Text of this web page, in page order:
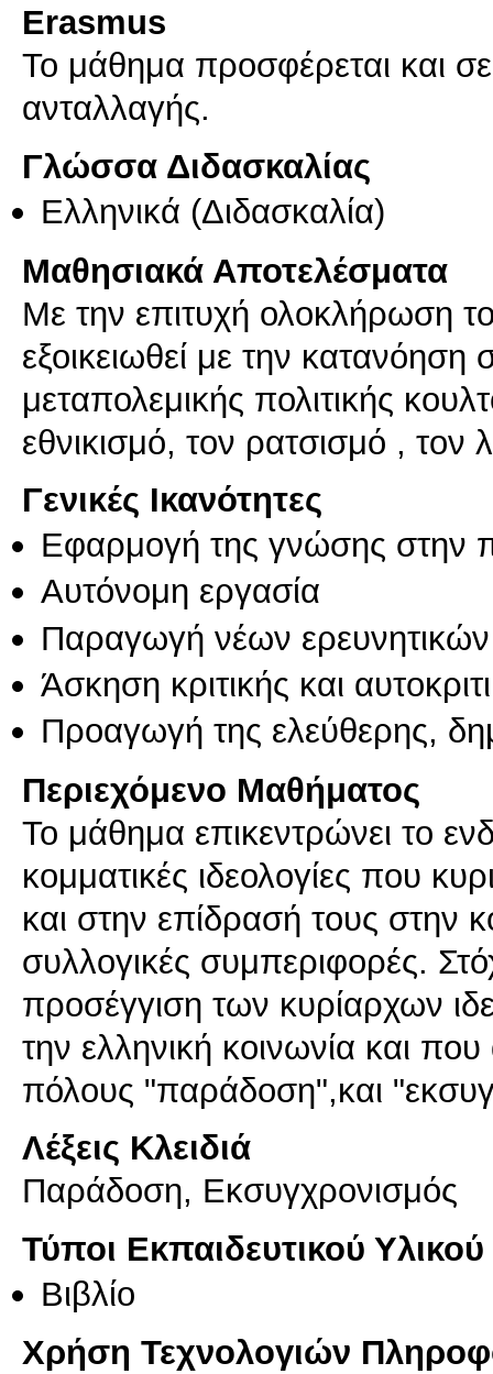
Erasmus
Το μάθημα προσφέρεται και
ανταλλαγής.
Γλώσσα Διδασκαλίας
Ελληνικά (Διδασκαλία)
Μαθησιακά Αποτελέσματα
Με την επιτυχή ολοκλήρωση
εξοικειωθεί με την
μεταπολεμικής πολιτικής
εθνικισμό, τον ρατσισμό , τον
Γενικές Ικανότητες
Εφαρμογή της γνώσης στην
Αυτόνομη εργασία
Παραγωγή νέων
Άσκηση κριτικής και
Προαγωγή της ελεύθερης,
Περιεχόμενο Μαθήματος
Το μάθημα επικεντρώνει το
κομματικές ιδεολογίες που
και στην επίδρασή τους στην
συλλογικές συμπεριφορές.
προσέγγιση των κυρίαρχων
την ελληνική κοινωνία και που
πόλους "παράδοση",και
Λέξεις Κλειδιά
Παράδοση, Εκσυγχρονισμός
Τύποι Εκπαιδευτικού Υλικού
Βιβλίο
Χρήση Τεχνολογιών